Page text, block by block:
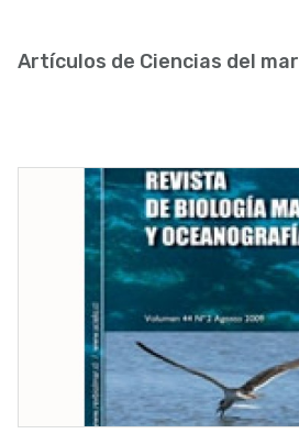
ayuda
navegación
Artículos de Ciencias del mar